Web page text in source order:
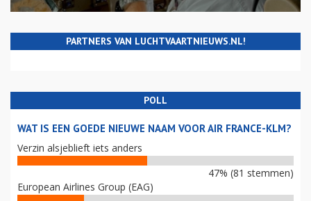
PARTNERS VAN LUCHTVAARTNIEUWS.NL!
POLL
WAT IS EEN GOEDE NIEUWE NAAM VOOR AIR FRANCE-KLM?
Verzin alsjeblieft iets anders
47% (81 stemmen)
European Airlines Group (EAG)